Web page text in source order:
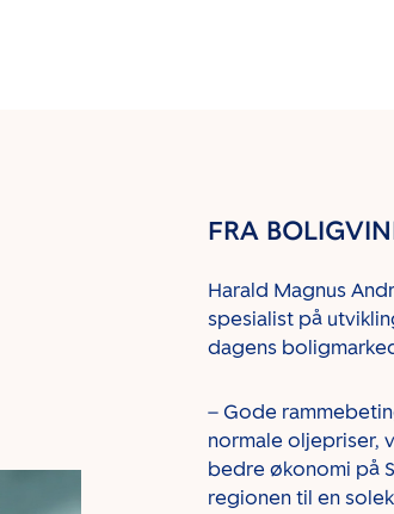
FRA
Harald Magnus
spesialist på
dagens
– Gode
normale oljepriser,
bedre økonomi på
regionen til en